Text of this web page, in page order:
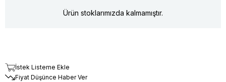
Ürün stoklarımızda kalmamıştır.
İstek Listeme Ekle
Fiyat Düşünce Haber Ver